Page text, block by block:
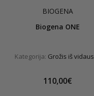
BIOGENA
Biogena ONE
Kategorija: Grožis iš vidaus
110,00€